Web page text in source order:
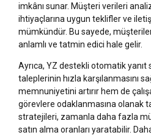
imkânı sunar. Müşteri verileri
ihtiyaçlarına uygun teklifler ve
mümkündür. Bu sayede,
anlamlı ve tatmin edici hale gelir.
Ayrıca, YZ destekli otomatik
taleplerinin hızla karşılanmasını
memnuniyetini artırır hem de
görevlere odaklanmasına olanak
stratejileri, zamanla daha fazla
satın alma oranları yaratabilir.